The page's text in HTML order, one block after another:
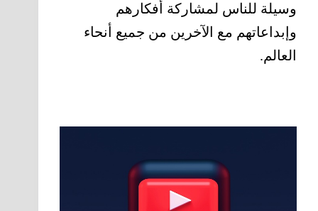
وسيلة للناس لمشاركة أفكارهم
وإبداعاتهم مع الآخرين من جميع أنحاء
العالم.